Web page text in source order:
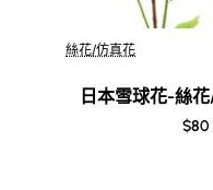
絲花/仿真花
日本雪球花-絲花
$80